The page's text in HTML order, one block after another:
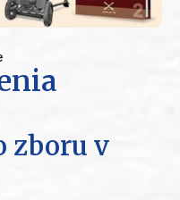
zboru v